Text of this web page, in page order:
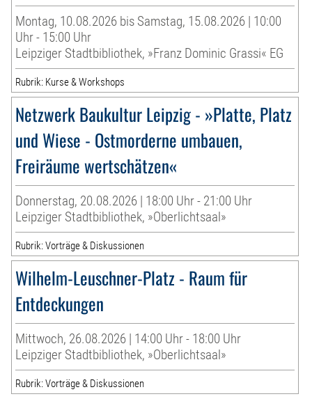
Montag, 10.08.2026 bis Samstag, 15.08.2026 | 10:00
Uhr - 15:00 Uhr
Leipziger Stadtbibliothek, »Franz Dominic Grassi« EG
Rubrik: Kurse & Workshops
Netzwerk Baukultur Leipzig - »Platte, Platz
und Wiese - Ostmorderne umbauen,
Freiräume wertschätzen«
Donnerstag, 20.08.2026 | 18:00 Uhr - 21:00 Uhr
Leipziger Stadtbibliothek, »Oberlichtsaal»
Rubrik: Vorträge & Diskussionen
Wilhelm-Leuschner-Platz - Raum für
Entdeckungen
Mittwoch, 26.08.2026 | 14:00 Uhr - 18:00 Uhr
Leipziger Stadtbibliothek, »Oberlichtsaal»
Rubrik: Vorträge & Diskussionen